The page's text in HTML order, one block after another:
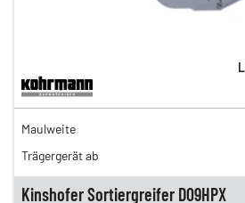
Kinshofer Sortiergreifer D09HPX
82,00 €
68,00 €
58,00 €
Maulweite
Trägergerät ab